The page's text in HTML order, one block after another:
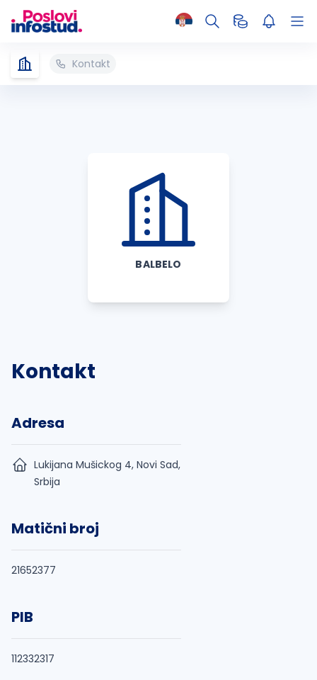
Kontakt
BALBELO
Kontakt
Adresa
Lukijana Mušickog 4, Novi Sad,
Srbija
Matični broj
21652377
PIB
112332317